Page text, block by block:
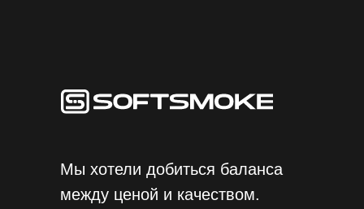
Мы хотели добиться баланса
между ценой и качеством.